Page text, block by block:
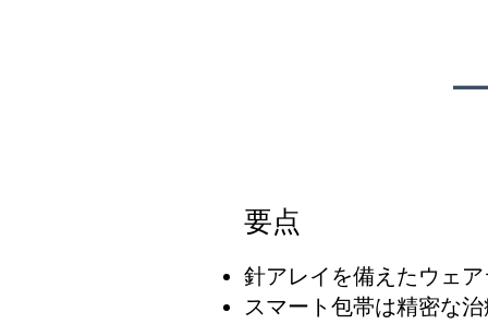
要点
針アレイを備えたウェ
スマート包帯は精密な